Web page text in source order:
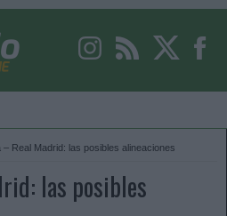
– Real Madrid: las posibles alineaciones
las posibles